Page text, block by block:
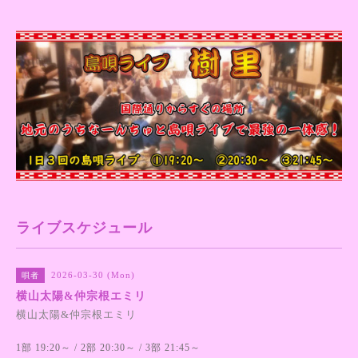
ライブスケジュール
唄者 2026-03-30 (Mon)
横山太陽&仲宗根エミリ
横山太陽&仲宗根エミリ
1部 19:20～ / 2部 20:30～ / 3部 21:45～